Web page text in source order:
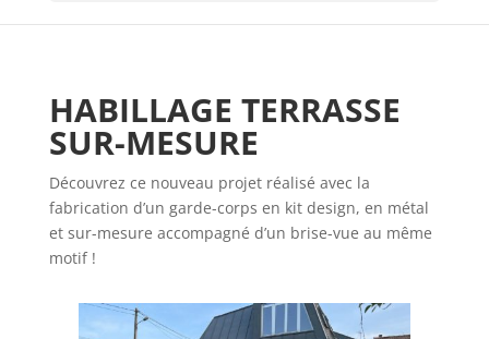
HABILLAGE TERRASSE
SUR-MESURE
Découvrez ce nouveau projet réalisé avec la
fabrication d’un garde-corps en kit design, en métal
et sur-mesure accompagné d’un brise-vue au même
motif !